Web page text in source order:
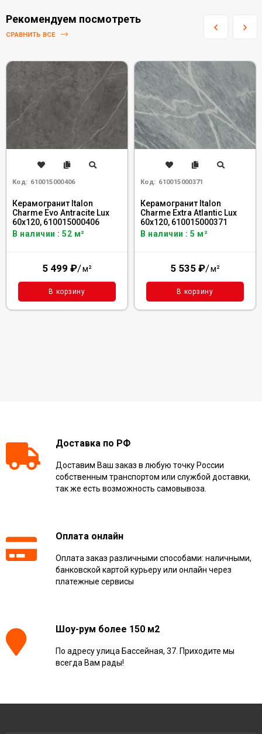
Рекомендуем посмотреть
СРАВНИТЬ ВСЕ
Код: 610015000406
Керамогранит Italon
Charme Evo Antracite Lux
60x120, 610015000406
В наличии : 52 м²
5 499 ₽/м²
В корзину
Код: 610015000371
Керамогранит Italon
Charme Extra Atlantic Lux
60x120, 610015000371
В наличии : 5 м²
5 535 ₽/м²
В корзину
Доставка по РФ
Доставим Ваш заказ в любую точку России
собственным транспортом или службой доставки,
так же есть возможность самовывоза.
Оплата онлайн
Оплата заказ различными способами: наличными,
банковской картой курьеру или онлайн через
платежные сервисы
Шоу-рум более 150 м2
По адресу улица Бассейная, 37. Приходите мы
всегда Вам рады!